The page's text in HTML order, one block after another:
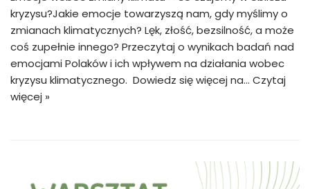
kryzysu?Jakie emocje towarzyszą nam, gdy myślimy o
zmianach klimatycznych? Lęk, złość, bezsilność, a może
coś zupełnie innego? Przeczytaj o wynikach badań nad
emocjami Polaków i ich wpływem na działania wobec
kryzysu klimatycznego. Dowiedz się więcej na… Czytaj
więcej »